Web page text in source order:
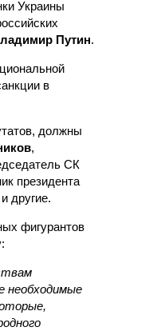
Украины
Путин.
в
должны
,
СК
президента
другие.
фигурантов
необходимые